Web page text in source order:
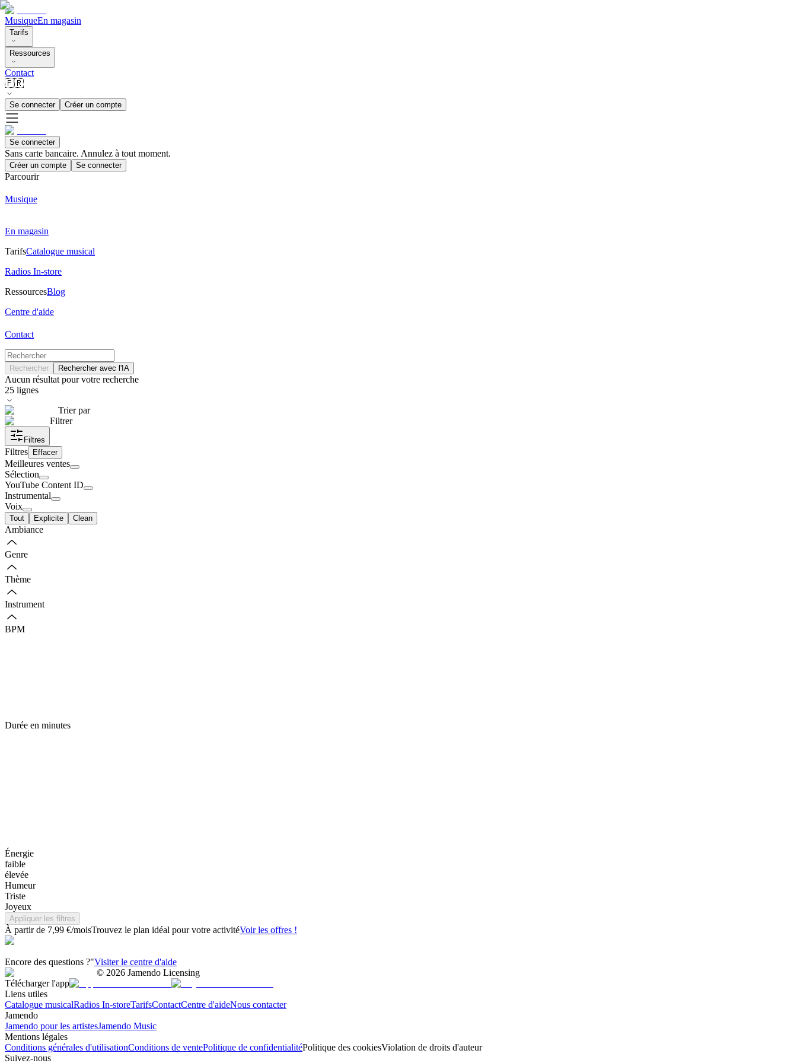
MusiqueEn magasin
Tarifs
Ressources
Contact
🇫🇷
Se connecter Créer un compte
Se connecter
Sans carte bancaire. Annulez à tout moment.
Créer un compte Se connecter
Parcourir
Musique
En magasin
TarifsCatalogue musical
Radios In-store
RessourcesBlog
Centre d'aide
Contact
Rechercher Rechercher avec l'IA
Aucun résultat pour votre recherche
25 lignes
Trier par
Filtrer
Filtres
Filtres Effacer
Meilleures ventes
Sélection
YouTube Content ID
Instrumental
Voix
Tout Explicite Clean
Ambiance
Genre
Thème
Instrument
BPM
Durée en minutes
Énergie
faible
élevée
Humeur
Triste
Joyeux
Appliquer les filtres
À partir de 7,99 €/moisTrouvez le plan idéal pour votre activitéVoir les offres !
Encore des questions ?"Visiter le centre d'aide
© 2026 Jamendo Licensing
Télécharger l'app
Liens utiles
Catalogue musicalRadios In-storeTarifsContactCentre d'aideNous contacter
Jamendo
Jamendo pour les artistesJamendo Music
Mentions légales
Conditions générales d'utilisationConditions de ventePolitique de confidentialitéPolitique des cookiesViolation de droits d'auteur
Suivez-nous